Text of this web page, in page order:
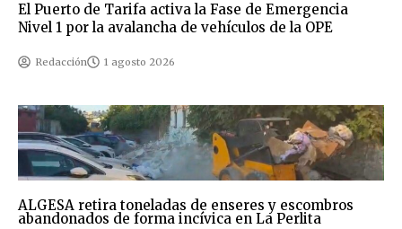
El Puerto de Tarifa activa la Fase de Emergencia
Nivel 1 por la avalancha de vehículos de la OPE
Redacción 1 agosto 2026
ALGESA retira toneladas de enseres y escombros
abandonados de forma incívica en La Perlita